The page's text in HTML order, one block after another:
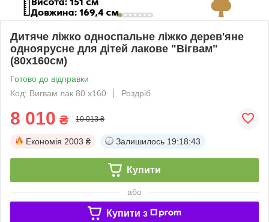
Дитяче ліжко односпальне ліжко дерев'яне
одноярусне для дітей лакове "Вігвам"
(80х160см)
Готово до відправки
Код: Вигвам лак 80 х160
Роздріб
8 010 ₴ 10 013 ₴
Економія 2003 ₴ Залишилось 19:18:42
Купити
або
Купити з